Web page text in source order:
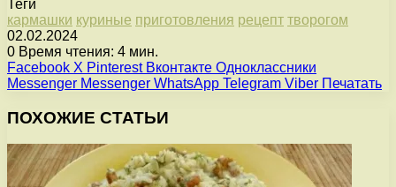
Теги
кармашки куриные приготовления рецепт творогом
02.02.2024
0 Время чтения: 4 мин.
Facebook X Pinterest Вконтакте Одноклассники
Messenger Messenger WhatsApp Telegram Viber Печатать
ПОХОЖИЕ СТАТЬИ